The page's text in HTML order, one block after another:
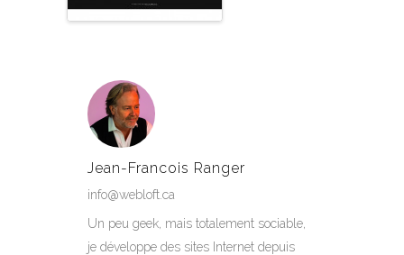
Jean-Francois Ranger
info@webloft.ca
Un peu geek, mais totalement sociable,
je développe des sites Internet depuis